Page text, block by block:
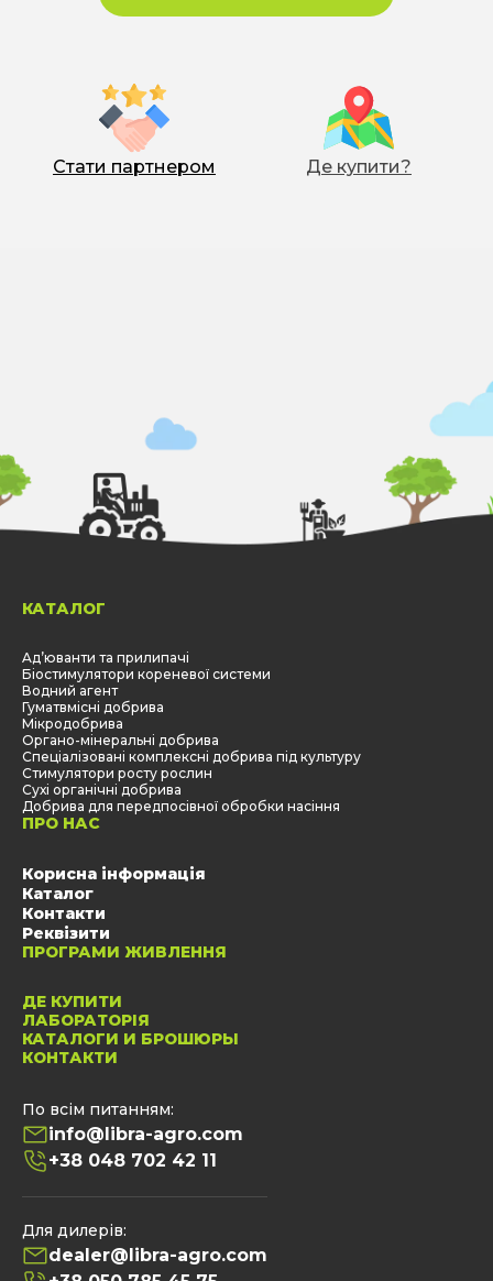
Стати партнером Де купити?
КАТАЛОГ
Aд’юванти та прилипачі
Біостимулятори кореневої системи
Водний агент
Гуматвмісні добрива
Мікродобрива
Органо-мінеральні добрива
Спеціалізовані комплексні добрива під культуру
Стимулятори росту рослин
Сухі органічні добрива
Добрива для передпосівної обробки насіння
ПРО НАС
Корисна інформація
Каталог
Контакти
Реквізити
ПРОГРАМИ ЖИВЛЕННЯ
ДЕ КУПИТИ
ЛАБОРАТОРІЯ
КАТАЛОГИ И БРОШЮРЫ
КОНТАКТИ
По всім питанням:
info@libra-agro.com
+38 048 702 42 11
Для дилерів:
dealer@libra-agro.com